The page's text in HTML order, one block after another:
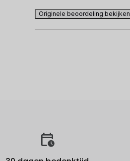
Originele beoordeling bekijken